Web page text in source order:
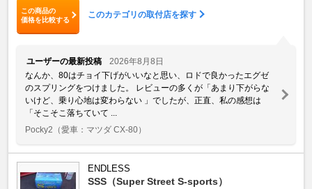
この商品の
価格を比較する
このカテゴリの取付店を探す
ユーザーの最新投稿
2026年8月8日
なんか、80はチョイ下げがいいなと思い、ロドで良かったエグゼ
のスプリングをつけました。 レビューの多くが「あまり下がらな
いけど、乗り心地は変わらない 」でしたが、正直、私の感想は
「そこそこ落ちていて ...
Pocky2 （愛車：マツダ CX-80）
ENDLESS
SSS（Super Street S-sports）